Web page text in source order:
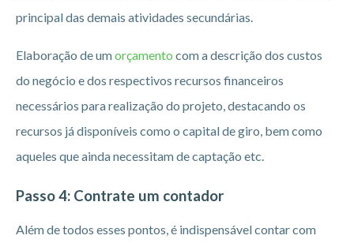
principal das demais atividades secundárias.
Elaboração de umorçamento com a descrição dos custos
do negócio e dos respectivos recursos financeiros
necessários para realização do projeto, destacando os
recursos já disponíveis como o capital de giro, bem como
aqueles que ainda necessitam de captação etc.
Passo 4: Contrate um contador
Além de todos esses pontos, é indispensável contar com